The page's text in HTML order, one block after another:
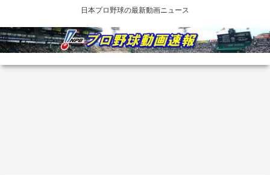
日本プロ野球の最新動画ニュース